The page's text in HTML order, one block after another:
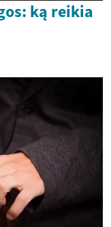
ką reikia